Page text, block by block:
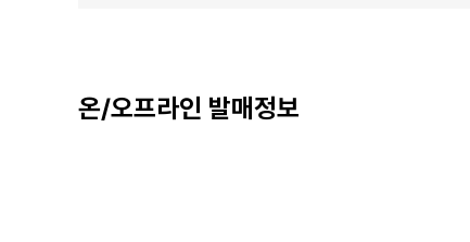
온/오프라인 발매정보